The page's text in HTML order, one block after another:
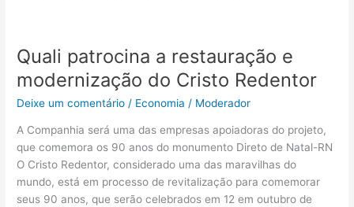
Quali patrocina a restauração e
modernização do Cristo Redentor
Deixe um comentário / Economia / Moderador
A Companhia será uma das empresas apoiadoras do projeto,
que comemora os 90 anos do monumento Direto de Natal-RN
O Cristo Redentor, considerado uma das maravilhas do
mundo, está em processo de revitalização para comemorar
seus 90 anos, que serão celebrados em 12 em outubro de
Quali
patrocina
a
restauração
modernização
do
Redentor